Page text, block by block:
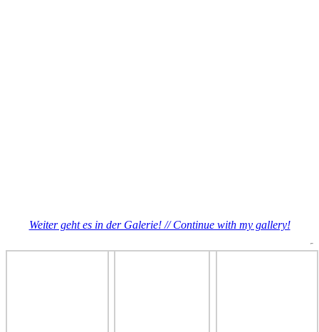
Weiter geht es in der Galerie! // Continue with my gallery!